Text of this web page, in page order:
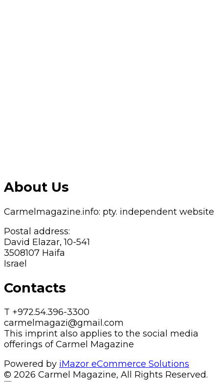
About Us
Carmelmagazine.info: pty. independent website
Postal address:
David Elazar, 10-541
3508107 Haifa
Israel
Contacts
T +972.54.396-3300
carmelmagazi@gmail.com
This imprint also applies to the social media
offerings of Carmel Magazine
Powered by iMazor eCommerce Solutions
© 2026 Carmel Magazine, All Rights Reserved.